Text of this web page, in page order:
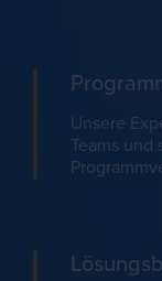
Unsere
Teams